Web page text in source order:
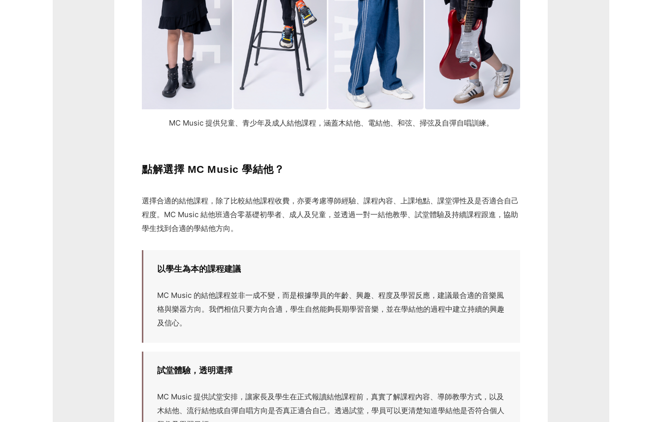
MC Music 提供兒童、青少年及成人結他課程，涵蓋木結他、電結他、和弦、掃弦及自彈自唱訓練。
點解選擇 MC Music 學結他？
選擇合適的結他課程，除了比較結他課程收費，亦要考慮導師經驗、課程內容、上課地點、課堂彈性及是否適合自己
程度。MC Music 結他班適合零基礎初學者、成人及兒童，並透過一對一結他教學、試堂體驗及持續課程跟進，協助
學生找到合適的學結他方向。
以學生為本的課程建議
MC Music 的結他課程並非一成不變，而是根據學員的年齡、興趣、程度及學習反應，建議最合適的音樂風
格與樂器方向。我們相信只要方向合適，學生自然能夠長期學習音樂，並在學結他的過程中建立持續的興趣
及信心。
試堂體驗，透明選擇
MC Music 提供試堂安排，讓家長及學生在正式報讀結他課程前，真實了解課程內容、導師教學方式，以及
木結他、流行結他或自彈自唱方向是否真正適合自己。透過試堂，學員可以更清楚知道學結他是否符合個人